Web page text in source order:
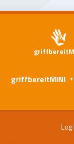
griffbereitMINI
Log